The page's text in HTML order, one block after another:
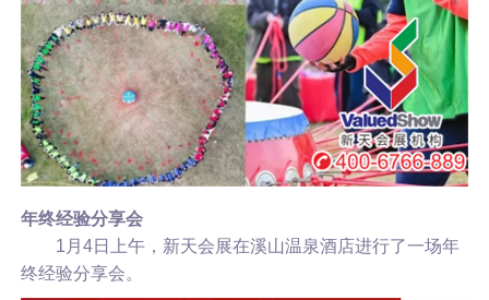
年终经验分享会
1月4日上午，新天会展在溪山温泉酒店进行了一场年
终经验分享会。